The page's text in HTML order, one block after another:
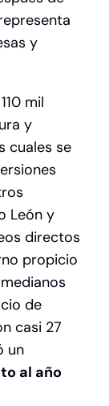
y
mil
y
cuales se
León y
directos
propicio
de
casi 27
un
al año